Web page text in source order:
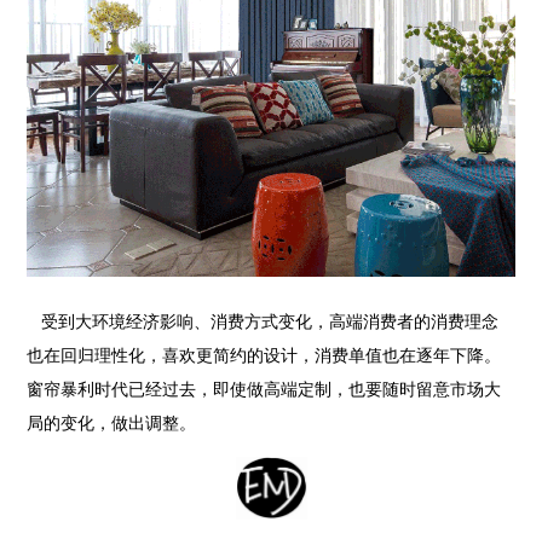
受到大环境经济影响、消费方式变化，高端消费者的消费理念
也在回归理性化，喜欢更简约的设计，消费单值也在逐年下降。
窗帘暴利时代已经过去，即使做高端定制，也要随时留意市场大
局的变化，做出调整。